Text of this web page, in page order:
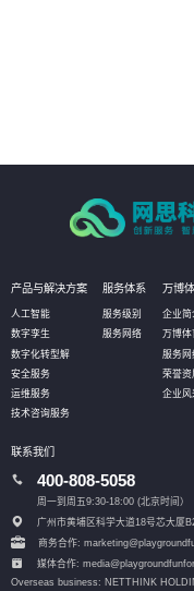
产品与解决方案
人工智能
数字孪生
数字化转型解
安全服务
运维服务
技术咨询服务
服务体系
服务级别
服务网络
万博
企业简
万博体
服务网
荣誉资
企业风
联系我们
400-808-5058
周一到周五9:30-18:00 (北京时间）
广州市黄埔区科学大道18号芯大厦
商务合作:
媒体合作:
Overseas business: NETTHINK